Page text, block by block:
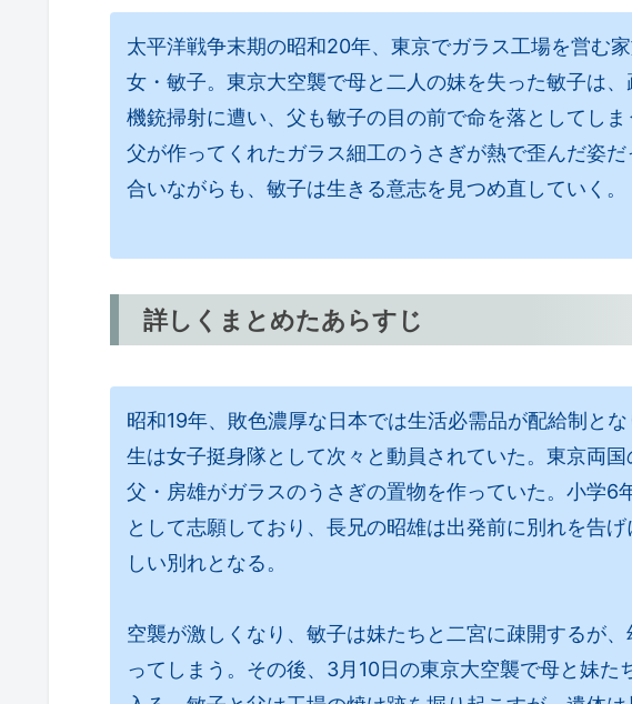
太平洋戦争末期の昭和20年、東京でガラス工場を営む
女・敏子。東京大空襲で母と二人の妹を失った敏子は
機銃掃射に遭い、父も敏子の目の前で命を落としてしま
父が作ってくれたガラス細工のうさぎが熱で歪んだ姿
合いながらも、敏子は生きる意志を見つめ直していく。
詳しくまとめたあらすじ
昭和19年、敗色濃厚な日本では生活必需品が配給制と
生は女子挺身隊として次々と動員されていた。東京両
父・房雄がガラスのうさぎの置物を作っていた。小学6
として志願しており、長兄の昭雄は出発前に別れを告
しい別れとなる。
空襲が激しくなり、敏子は妹たちと二宮に疎開するが
ってしまう。その後、3月10日の東京大空襲で母と妹た